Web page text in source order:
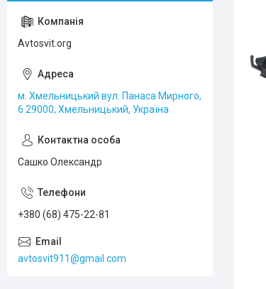
Avtosvit.org
м. Хмельницький вул. Панаса Мирного,
6 29000, Хмельницький, Україна
Сашко Олександр
+380 (68) 475-22-81
avtosvit911@gmail.com